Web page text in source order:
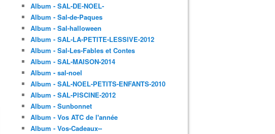
Album - SAL-DE-NOEL-
Album - Sal-de-Paques
Album - Sal-halloween
Album - SAL-LA-PETITE-LESSIVE-2012
Album - Sal-Les-Fables et Contes
Album - SAL-MAISON-2014
Album - sal-noel
Album - SAL-NOEL-PETITS-ENFANTS-2010
Album - SAL-PISCINE-2012
Album - Sunbonnet
Album - Vos ATC de l'année
Album - Vos-Cadeaux--